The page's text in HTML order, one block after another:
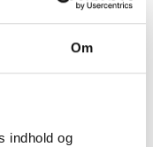
Om
indhold og
A/S har afholdt
selskabets
juni 2024.